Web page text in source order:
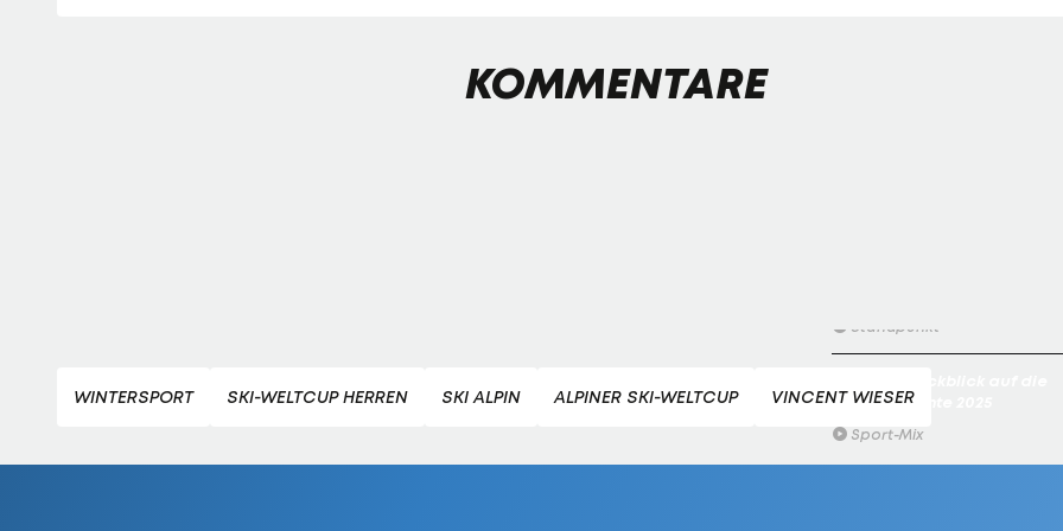
Standpunkt
Sportmomente 2025
Sport-Mix
KOMMENTARE
WINTERSPORT SKI-WELTCUP HERREN SKI ALPIN ALPINER SKI-WELTCUP VINCENT WIESER